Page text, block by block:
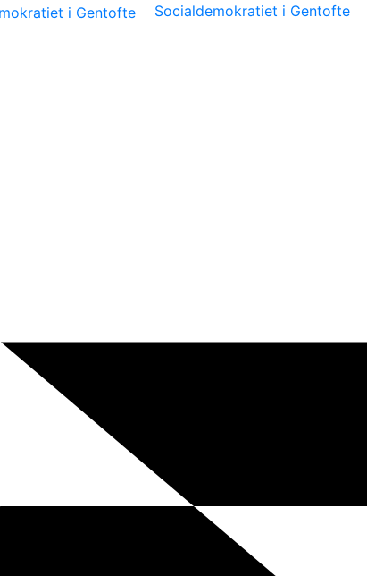
Socialdemokratiet i Gentofte